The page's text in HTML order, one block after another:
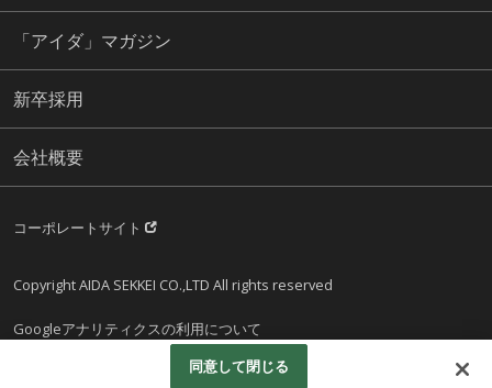
「アイダ」マガジン
新卒採用
会社概要
コーポレートサイト
Copyright AIDA SEKKEI CO.,LTD All rights reserved
Googleアナリティクスの利用について
同意して閉じる